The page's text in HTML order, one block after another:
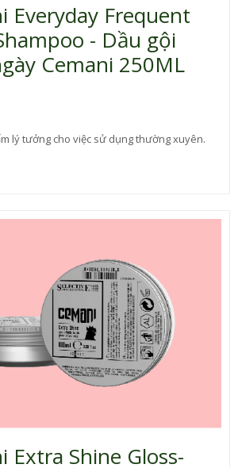
Everyday Frequent
- Dầu gội
Cemani 250ML
lý tưởng cho việc sử dụng thường xuyên.
Extra Shine Gloss-